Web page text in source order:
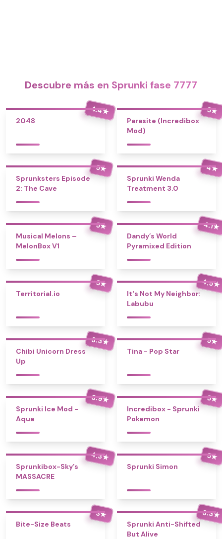
Descubre más en Sprunki fase 7777
4.4★
2048
5★
Parasite (Incredibox
Mod)
5★
Sprunksters Episode
2: The Cave
4★
Sprunki Wenda
Treatment 3.0
5★
Musical Melons –
MelonBox V1
4.1★
Dandy’s World
Pyramixed Edition
5★
Territorial.io
4.5★
It's Not My Neighbor:
Labubu
3.3★
Chibi Unicorn Dress
Up
5★
Tina - Pop Star
3.9★
Sprunki Ice Mod -
Aqua
5★
Incredibox - Sprunki
Pokemon
4.3★
Sprunkibox-Sky’s
MASSACRE
5★
Sprunki Simon
3★
Bite-Size Beats
3.3★
Sprunki Anti-Shifted
But Alive